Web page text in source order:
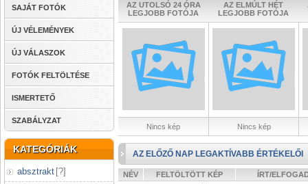
SAJÁT FOTÓK
ÚJ VÉLEMÉNYEK
ÚJ VÁLASZOK
FOTÓK FELTÖLTÉSE
ISMERTETŐ
SZABÁLYZAT
KATEGÓRIÁK
absztrakt [?]
AZ UTOLSÓ 24 ÓRA
LEGJOBB FOTÓJA
AZ ELMÚLT HÉT
LEGJOBB FOTÓJA
Nincs kép Nincs kép
AZ ELŐZŐ NAP LEGAKTÍVABB ÉRTÉKELŐI
NÉV FELTÖLTÖTT KÉP ÍRT/